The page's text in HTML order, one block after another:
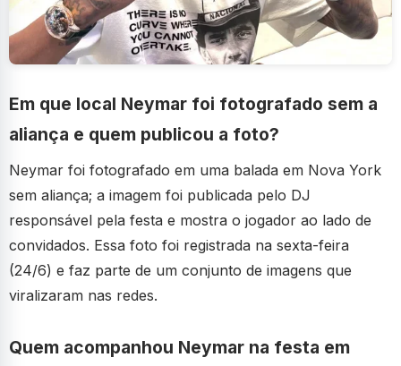
Em que local Neymar foi fotografado sem a
aliança e quem publicou a foto?
Neymar foi fotografado em uma balada em Nova York
sem aliança; a imagem foi publicada pelo DJ
responsável pela festa e mostra o jogador ao lado de
convidados. Essa foto foi registrada na sexta-feira
(24/6) e faz parte de um conjunto de imagens que
viralizaram nas redes.
Quem acompanhou Neymar na festa em